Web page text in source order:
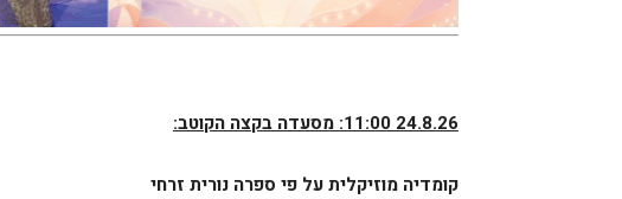
24.8.26 11:00: מסעדה בקצה הקוטב:
קומדיה מוזיקלית על פי ספרה נורית זרחי